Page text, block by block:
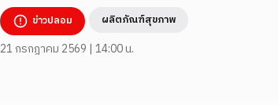
ข่าวปลอม ผลิตภัณฑ์สุขภาพ
21 กรกฎาคม 2569 | 14:00 น.